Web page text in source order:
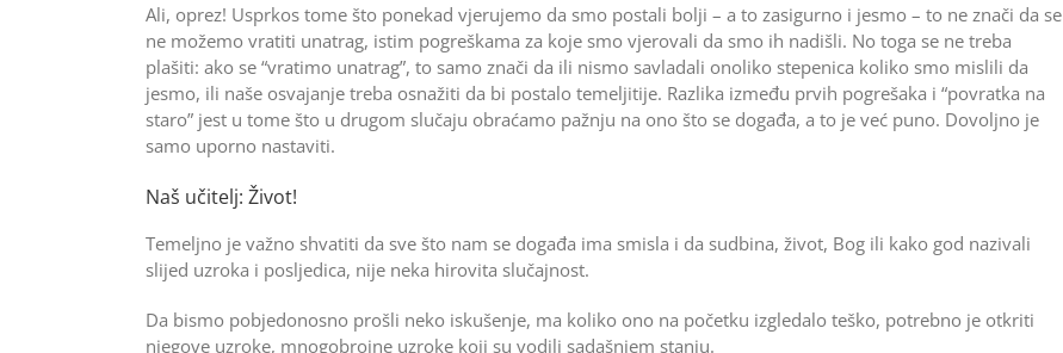
Ali, oprez! Usprkos tome što ponekad vjerujemo da smo postali bolji – a to zasigurno i jesmo – to ne znači da se
ne možemo vratiti unatrag, istim pogreškama za koje smo vjerovali da smo ih nadišli. No toga se ne treba
plašiti: ako se “vratimo unatrag”, to samo znači da ili nismo savladali onoliko stepenica koliko smo mislili da
jesmo, ili naše osvajanje treba osnažiti da bi postalo temeljitije. Razlika između prvih pogrešaka i “povratka na
staro” jest u tome što u drugom slučaju obraćamo pažnju na ono što se događa, a to je već puno. Dovoljno je
samo uporno nastaviti.
Naš učitelj: Život!
Temeljno je važno shvatiti da sve što nam se događa ima smisla i da sudbina, život, Bog ili kako god nazivali
slijed uzroka i posljedica, nije neka hirovita slučajnost.
Da bismo pobjedonosno prošli neko iskušenje, ma koliko ono na početku izgledalo teško, potrebno je otkriti
njegove uzroke, mnogobroj­ne uzroke koji su vodili sadašnjem stanju.